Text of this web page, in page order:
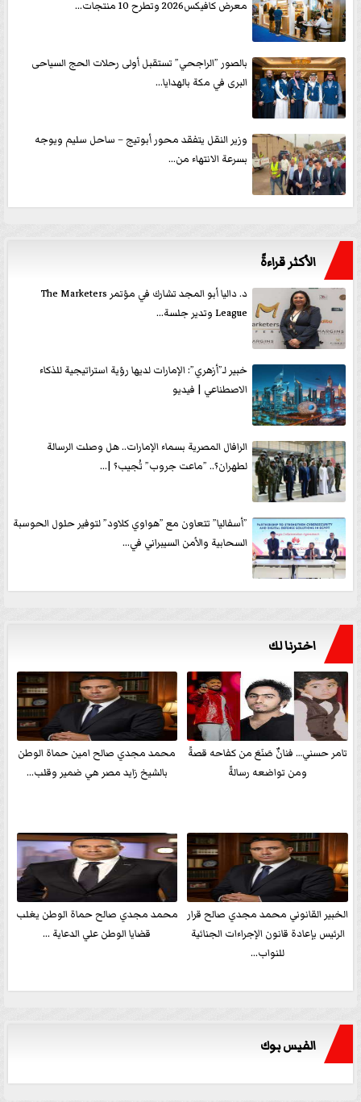
معرض كافيكس2026 وتطرح 10 منتجات...
بالصور ”الراجحي” تستقبل أولى رحلات الحج السياحى
البرى في مكة بالهدايا...
وزير النقل يتفقد محور أبوتيج – ساحل سليم ويوجه
بسرعة الانتهاء من...
الأكثر قراءةً
د. داليا أبو المجد تشارك في مؤتمر The Marketers
League وتدير جلسة...
خبير لـ”أزهري”: الإمارات لديها رؤية استراتيجية للذكاء
الاصطناعي | فيديو
الرافال المصرية بسماء الإمارات.. هل وصلت الرسالة
لطهران؟.. ”ماعت جروب” تُجيب؟ |...
”أسفاليا” تتعاون مع ”هواوي كلاود” لتوفير حلول الحوسبة
السحابية والأمن السيبراني في...
اخترنا لك
تامر حسني… فنانٌ صَنَعَ من كفاحه قصةً
ومن تواضعه رسالةً
محمد مجدي صالح امين حماة الوطن
بالشيخ زايد مصر هي ضمير وقلب...
الخبير القانوني محمد مجدي صالح قرار
الرئيس بإعادة قانون الإجراءات الجنائية
للنواب...
محمد مجدي صالح حماة الوطن يغلب
قضايا الوطن علي الدعاية ...
الفيس بوك